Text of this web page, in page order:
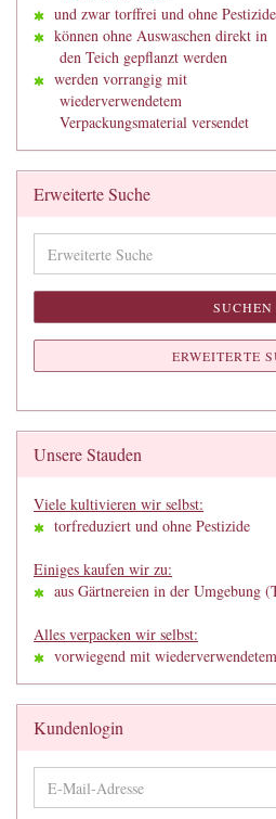
und zwar torffrei und ohne Pestizide
können ohne Auswaschen direkt in
den Teich gepflanzt werden
werden vorrangig mit
wiederverwendetem
Verpackungsmaterial versendet
Erweiterte Suche
Suche
SUCHEN
ERWEITERTE
Unsere Stauden
Viele kultivieren wir selbst:
torfreduziert und ohne Pestizide
Einiges kaufen wir zu:
aus Gärtnereien in der Umgebung
Alles verpacken wir selbst:
vorwiegend mit
Kundenlogin
E-
Mail-